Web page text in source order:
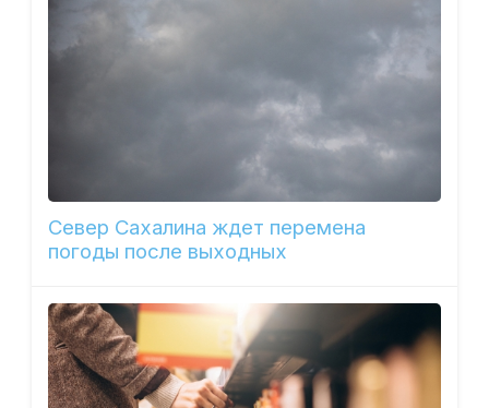
Север Сахалина ждет перемена
погоды после выходных